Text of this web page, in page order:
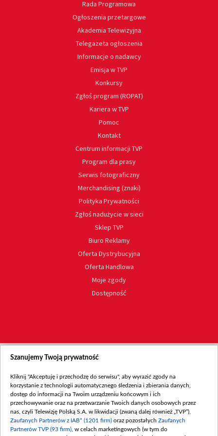
Rada Programowa
Ogłoszenia przetargowe
Akademia Telewizyjna
Telegazeta ogłoszenia
Informacje o nadawcy
Emisja w TVP
Konkursy
Zgłoś program (ROPAT)
Kariera w TVP
Pomoc
Kontakt
Centrum informacji TVP
Program dla prasy
Serwis fotograficzny
Merchandising (znaki)
Polityka Prywatności
Zgłoś nadużycie w sieci
Sklep TVP
Biuro Reklamy
Oferta Dystrybucyjna
Oferta Handlowa
Moje zgody
Dostępność
Szanujemy Twoją prywatność
Kliknij "Akceptuję i przechodzę do serwisu", aby wyrazić zgody na
korzystanie z technologii automatycznego śledzenia i zbierania danych,
dostęp do informacji na Twoim urządzeniu końcowym i ich
przechowywanie oraz na przetwarzanie Twoich danych osobowych przez
nas, czyli Telewizję Polską S.A. w likwidacji (zwaną dalej również „TVP”),
Zaufanych Partnerów z IAB* (1201 firm) oraz pozostałych Zaufanych
Partnerów TVP (93 firm) , w celach marketingowych (w tym do